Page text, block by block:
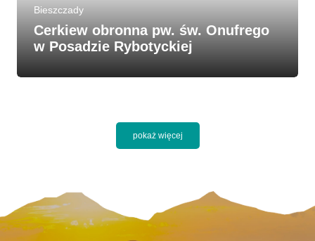
Bieszczady
Cerkiew obronna pw. św. Onufrego
w Posadzie Rybotyckiej
pokaż więcej